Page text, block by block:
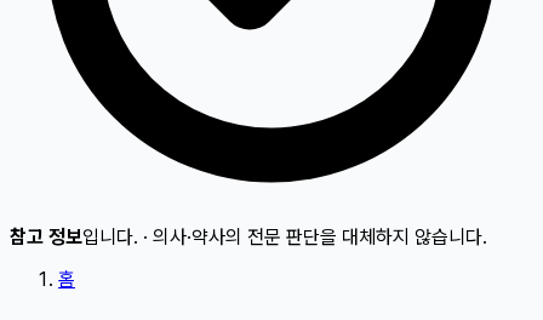
참고 정보입니다. · 의사·약사의 전문 판단을 대체하지 않습니다.
홈